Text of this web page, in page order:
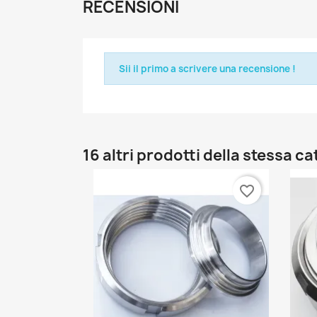
RECENSIONI
Sii il primo a scrivere una recensione !
16 altri prodotti della stessa
favorite_border